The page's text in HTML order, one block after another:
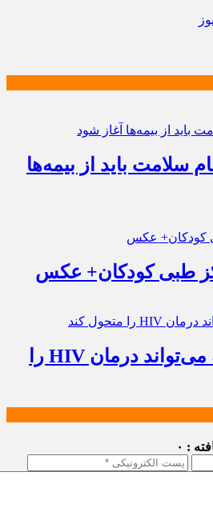
سلامت باید از بیمه‌ها
طبی کودکان+ عکس
قرص آزمایشی که می‌تواند درمان HIV را
: ۰